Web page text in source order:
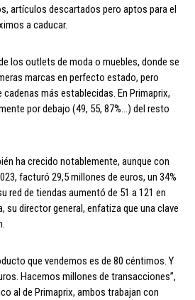
artículos descartados pero aptos para el
a caducar.
los outlets de moda o muebles, donde se
marcas en perfecto estado, pero
más establecidas. En Primaprix,
por debajo (49, 55, 87%…) del resto
ha crecido notablemente, aunque con
facturó 29,5 millones de euros, un 34%
red de tiendas aumentó de 51 a 121 en
su director general, enfatiza que una clave
que vendemos es de 80 céntimos. Y
Hacemos millones de transacciones”,
al de Primaprix, ambos trabajan con